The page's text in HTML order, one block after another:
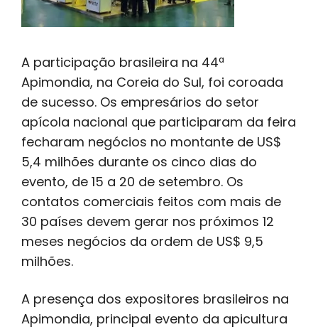
A participação brasileira na 44ª
Apimondia, na Coreia do Sul, foi coroada
de sucesso. Os empresários do setor
apícola nacional que participaram da feira
fecharam negócios no montante de US$
5,4 milhões durante os cinco dias do
evento, de 15 a 20 de setembro. Os
contatos comerciais feitos com mais de
30 países devem gerar nos próximos 12
meses negócios da ordem de US$ 9,5
milhões.
A presença dos expositores brasileiros na
Apimondia, principal evento da apicultura